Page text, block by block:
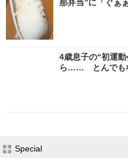
那弁当”に「ぐぁ
4歳息子の“初運
ら…… とんでも
Special